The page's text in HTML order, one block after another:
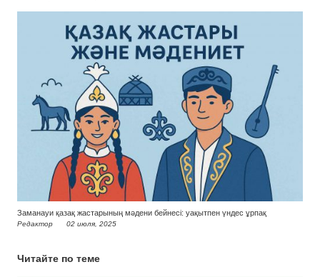
Заманауи қазақ жастарының мәдени бейнесі: уақытпен үндес ұрпақ
Редактор 02 июля, 2025
Читайте по теме